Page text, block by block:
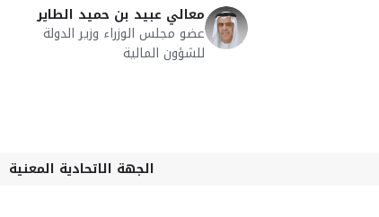
معالي عبيد بن حميد الطاير
عضو مجلس الوزراء وزير الدولة
للشؤون المالية
الجهة الاتحادية المعنية